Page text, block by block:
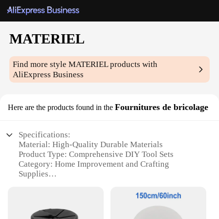
MATERIEL
Find more styleMATERIELproducts with
AliExpress Business
Here are the products found in the Fournitures de bricolage
Specifications:
Material: High-Quality Durable Materials
Product Type: Comprehensive DIY Tool Sets
Category: Home Improvement and Crafting
Supplies
Usage and Purpose: Versatile for Various DIY
Performance and Property: Robust and Reliable for